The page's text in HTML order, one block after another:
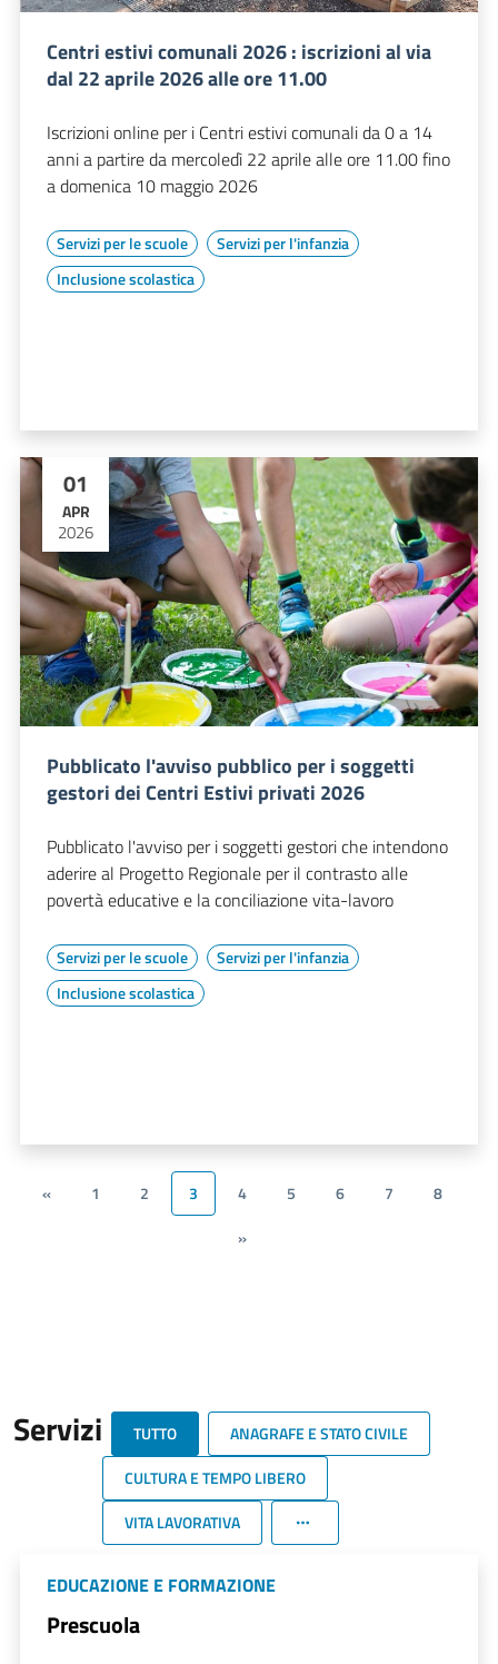
Centri estivi comunali 2026 : iscrizioni al via
dal 22 aprile 2026 alle ore 11.00
Iscrizioni online per i Centri estivi comunali da 0 a 14
anni a partire da mercoledì 22 aprile alle ore 11.00 fino
a domenica 10 maggio 2026
Servizi per le scuole
Servizi per l'infanzia
Inclusione scolastica
01
APR
2026
Pubblicato l'avviso pubblico per i soggetti
gestori dei Centri Estivi privati 2026
Pubblicato l'avviso per i soggetti gestori che intendono
aderire al Progetto Regionale per il contrasto alle
povertà educative e la conciliazione vita-lavoro
Servizi per le scuole
Servizi per l'infanzia
Inclusione scolastica
« 1 2 3 4 5 6 7
8
»
Servizi TUTTO
ANAGRAFE E STATO CIVILE
CULTURA E TEMPO LIBERO
VITA LAVORATIVA
EDUCAZIONE E FORMAZIONE
Prescuola